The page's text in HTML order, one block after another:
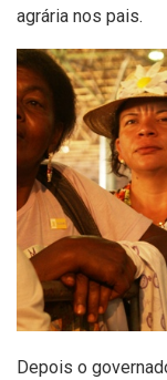
agrária nos pais.
Depois o